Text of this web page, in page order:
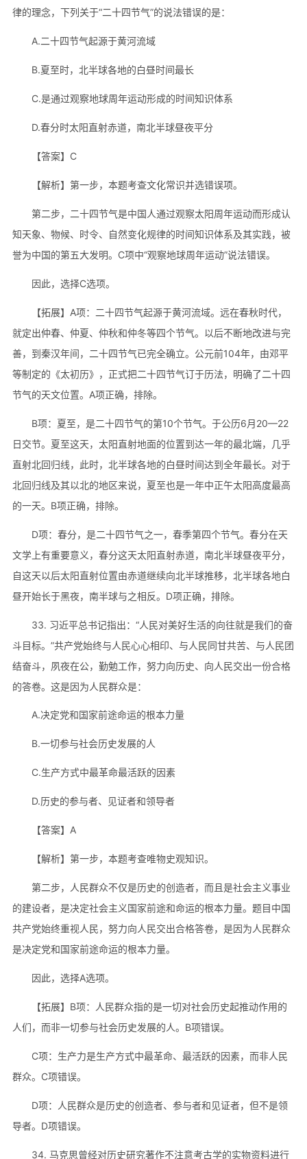
律的理念，下列关于“二十四节气”的说法错误的是：
A.二十四节气起源于黄河流域
B.夏至时，北半球各地的白昼时间最长
C.是通过观察地球周年运动形成的时间知识体系
D.春分时太阳直射赤道，南北半球昼夜平分
【答案】C
【解析】第一步，本题考查文化常识并选错误项。
第二步，二十四节气是中国人通过观察太阳周年运动而形成认
知天象、物候、时令、自然变化规律的时间知识体系及其实践，被
誉为中国的第五大发明。C项中“观察地球周年运动”说法错误。
因此，选择C选项。
【拓展】A项：二十四节气起源于黄河流域。远在春秋时代，
就定出仲春、仲夏、仲秋和仲冬等四个节气。以后不断地改进与完
善，到秦汉年间，二十四节气已完全确立。公元前104年，由邓平
等制定的《太初历》，正式把二十四节气订于历法，明确了二十四
节气的天文位置。A项正确，排除。
B项：夏至，是二十四节气的第10个节气。于公历6月20—22
日交节。夏至这天，太阳直射地面的位置到达一年的最北端，几乎
直射北回归线，此时，北半球各地的白昼时间达到全年最长。对于
北回归线及其以北的地区来说，夏至也是一年中正午太阳高度最高
的一天。B项正确，排除。
D项：春分，是二十四节气之一，春季第四个节气。春分在天
文学上有重要意义，春分这天太阳直射赤道，南北半球昼夜平分，
自这天以后太阳直射位置由赤道继续向北半球推移，北半球各地白
昼开始长于黑夜，南半球与之相反。D项正确，排除。
33. 习近平总书记指出：“人民对美好生活的向往就是我们的奋
斗目标。”共产党始终与人民心心相印、与人民同甘共苦、与人民团
结奋斗，夙夜在公，勤勉工作，努力向历史、向人民交出一份合格
的答卷。这是因为人民群众是：
A.决定党和国家前途命运的根本力量
B.一切参与社会历史发展的人
C.生产方式中最革命最活跃的因素
D.历史的参与者、见证者和领导者
【答案】A
【解析】第一步，本题考查唯物史观知识。
第二步，人民群众不仅是历史的创造者，而且是社会主义事业
的建设者，是决定社会主义国家前途和命运的根本力量。题目中国
共产党始终重视人民，努力向人民交出合格答卷，是因为人民群众
是决定党和国家前途命运的根本力量。
因此，选择A选项。
【拓展】B项：人民群众指的是一切对社会历史起推动作用的
人们，而非一切参与社会历史发展的人。B项错误。
C项：生产力是生产方式中最革命、最活跃的因素，而非人民
群众。C项错误。
D项：人民群众是历史的创造者、参与者和见证者，但不是领
导者。D项错误。
34. 马克思曾经对历史研究著作不注意考古学的实物资料进行